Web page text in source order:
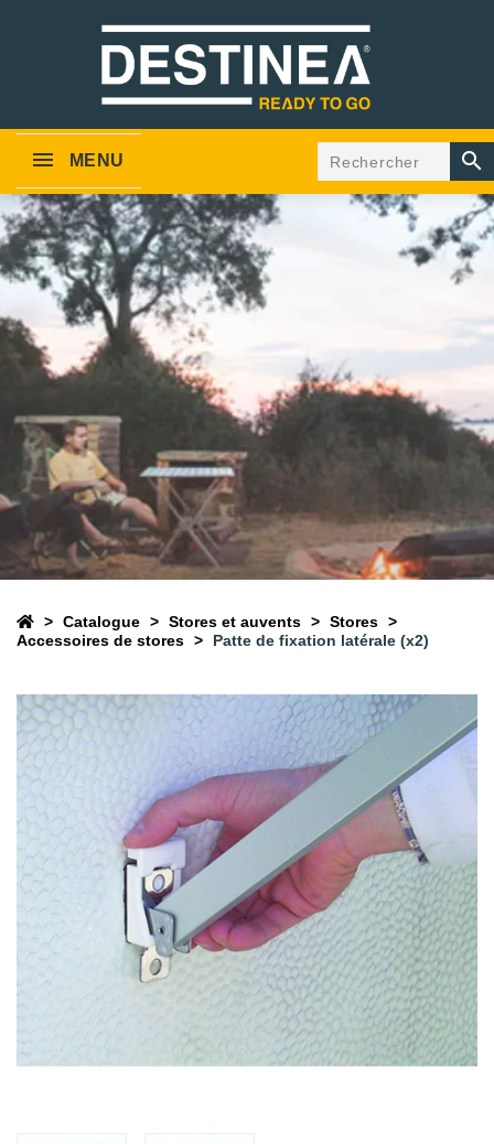
MENU 
Catalogue Stores et auvents
Stores
Accessoires de stores
Patte de fixation latérale (x2)